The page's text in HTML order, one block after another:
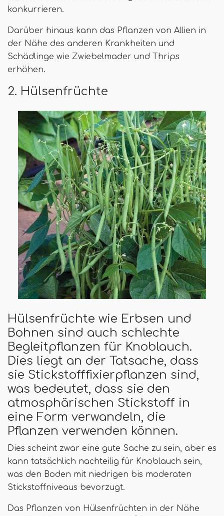
konkurrieren.
Darüber hinaus kann das Pflanzen von Allien in
der Nähe des anderen Krankheiten und
Schädlinge wie Zwiebelmader und Thrips
erhöhen.
2. Hülsenfrüchte
Hülsenfrüchte wie Erbsen und
Bohnen sind auch schlechte
Begleitpflanzen für Knoblauch.
Dies liegt an der Tatsache, dass
sie Stickstofffixierpflanzen sind,
was bedeutet, dass sie den
atmosphärischen Stickstoff in
eine Form verwandeln, die
Pflanzen verwenden können.
Dies scheint zwar eine gute Sache zu sein, aber es
kann tatsächlich nachteilig für Knoblauch sein,
was den Boden mit niedrigen bis moderaten
Stickstoffniveaus bevorzugt.
Das Pflanzen von Hülsenfrüchten in der Nähe